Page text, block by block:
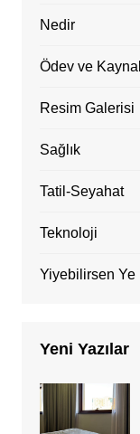
Nedir
Ödev ve
Resim Galerisi
Sağlık
Tatil-Seyahat
Teknoloji
Yiyebilirsen Ye
Yeni Yazılar